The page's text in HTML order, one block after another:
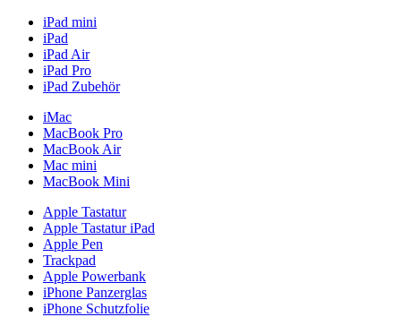
iPad mini
iPad
iPad Air
iPad Pro
iPad Zubehör
iMac
MacBook Pro
MacBook Air
Mac mini
MacBook Mini
Apple Tastatur
Apple Tastatur iPad
Apple Pen
Trackpad
Apple Powerbank
iPhone Panzerglas
iPhone Schutzfolie